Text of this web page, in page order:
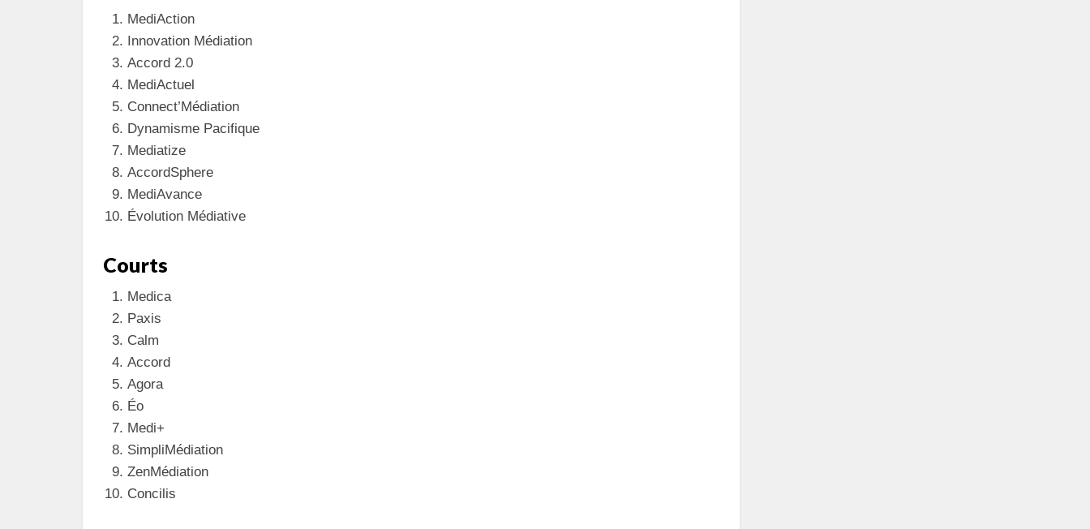
MediAction
Innovation Médiation
Accord 2.0
MediActuel
Connect’Médiation
Dynamisme Pacifique
Mediatize
AccordSphere
MediAvance
Évolution Médiative
Courts
Medica
Paxis
Calm
Accord
Agora
Éo
Medi+
SimpliMédiation
ZenMédiation
Concilis